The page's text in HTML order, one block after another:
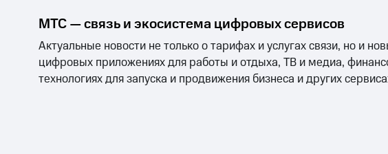
МТС — связь и экосистема цифровых сервисов
Актуальные новости не только о тарифах и услугах связи, но и
цифровых приложениях для работы и отдыха, ТВ и медиа,
технологиях для запуска и продвижения бизнеса и других